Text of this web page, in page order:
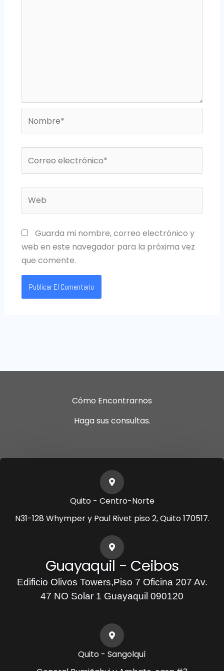
electrónico*
Guarda mi nombre, correo electrónico y
web en este navegador para la próxima vez
que comente.
Cómo Encontrarnos
Haga sus consultas.
Quito - Centro-Norte
N31-128 Whymper y Paul Rivet piso 2, Quito 170517.
Guayaquil - Ceibos
Edificio Olivos Towers,Piso 7 Oficina 207 Av.
47 NO Solar 1 Guayaquil 090120
Quito - Sangolquí